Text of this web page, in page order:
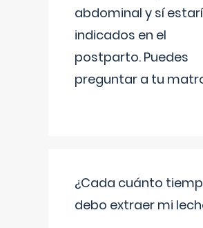
abdominal y sí
indicados en el
postparto. Puedes
preguntar a tu
¿Cada cuánto
debo extraer mi